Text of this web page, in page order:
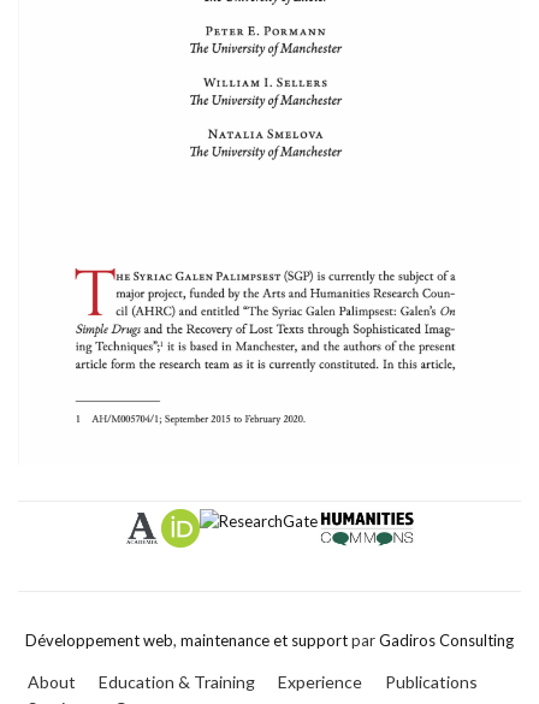
Développement web, maintenance et supportparGadiros Consulting
About Education & Training Experience
Publications